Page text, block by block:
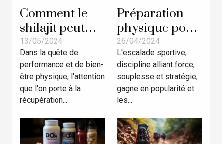
Comment le
shilajit peut
améliorer
votre
récupération
musculaire
après
13/05/2024
Dans la quête de
performance et de bien-
être physique, l'attention
que l'on porte à la
récupération...
Préparation
physique pour
compétiteurs
d'escalade :
techniques et
exercices
26/04/2024
L'escalade sportive,
discipline alliant force,
souplesse et stratégie,
gagne en popularité et
les...